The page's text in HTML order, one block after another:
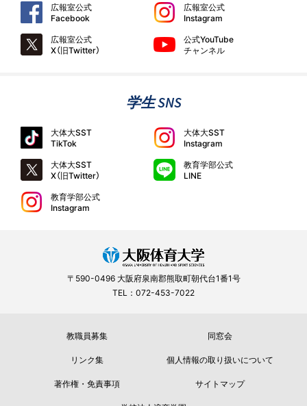
広報室公式
Facebook
広報室公式
Instagram
広報室公式
X（旧Twitter）
公式YouTube
チャンネル
学生 SNS
大体大SST
TikTok
大体大SST
Instagram
大体大SST
X（旧Twitter）
教育学部公式
LINE
教育学部公式
Instagram
〒590-0496 大阪府泉南郡熊取町朝代台1番1号
TEL：072-453-7022
教職員募集
同窓会
リンク集
個人情報の取り扱いについて
著作権・免責事項
サイトマップ